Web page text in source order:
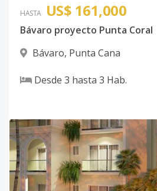
HASTA US$ 161,000
Bávaro proyecto Punta Coral
Bávaro, Punta Cana
Desde 3 hasta 3 Hab.